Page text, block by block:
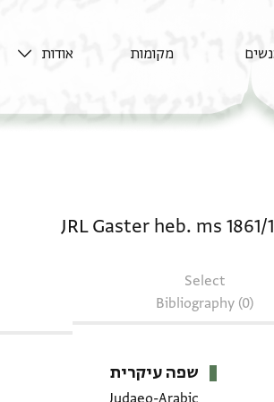
מקומות אודות
JRL Gaster heb. ms 1861/
Select
Bibliography (0)
שפה עיקרית